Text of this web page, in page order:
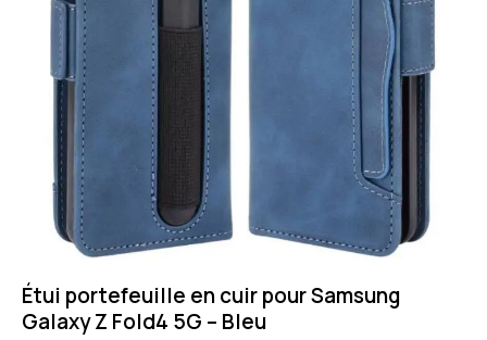
Étui portefeuille en cuir pour Samsung
Galaxy Z Fold4 5G – Bleu